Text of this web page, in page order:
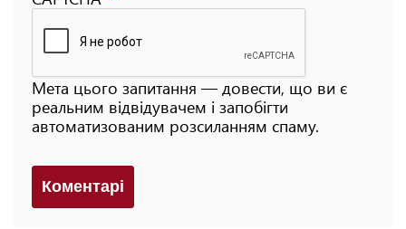
Мета цього запитання — довести, що ви є
реальним відвідувачем і запобігти
автоматизованим розсиланням спаму.
Коментарi